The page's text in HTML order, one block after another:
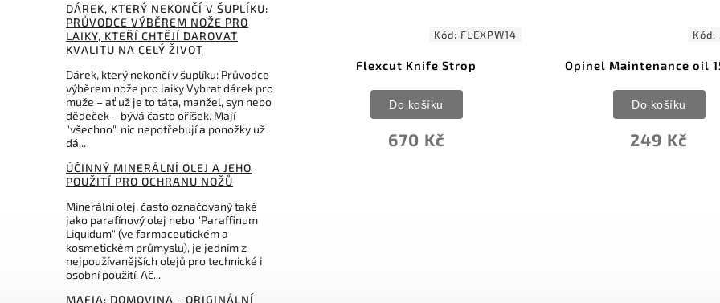
DÁREK, KTERÝ NEKONČÍ V ŠUPLÍKU:
PRŮVODCE VÝBĚREM NOŽE PRO
LAIKY, KTEŘÍ CHTĚJÍ DAROVAT
KVALITU NA CELÝ ŽIVOT
Dárek, který nekončí v šuplíku: Průvodce
výběrem nože pro laiky Vybrat dárek pro
muže – ať už je to táta, manžel, syn nebo
dědeček – bývá často oříšek. Mají
"všechno", nic nepotřebují a ponožky už
dá...
ÚČINNÝ MINERÁLNÍ OLEJ A JEHO
POUŽITÍ PRO OCHRANU NOŽŮ
Minerální olej, často označovaný také
jako parafínový olej nebo "Paraffinum
Liquidum" (ve farmaceutickém a
kosmetickém průmyslu), je jedním z
nejpoužívanějších olejů pro technické i
osobní použití. Ač...
MAFIA: DOMOVINA - ORIGINÁLNÍ
Kód:FLEXPW14
670 Kč
Do košíku
Kód:510000
Opinel Maintenance oil 150 ml
249 Kč
Do košíku
Kód:
Dia-Paste™
595 Kč
Do košíku